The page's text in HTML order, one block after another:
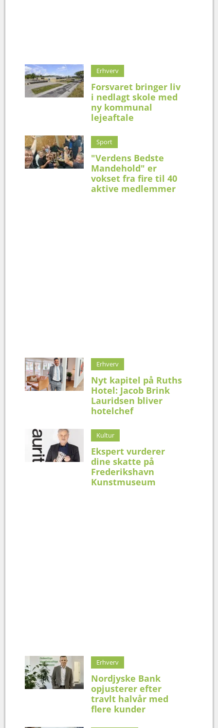
Erhverv
Forsvaret bringer liv
i nedlagt skole med
ny kommunal
lejeaftale
Sport
"Verdens Bedste
Mandehold" er
vokset fra fire til 40
aktive medlemmer
Erhverv
Nyt kapitel på Ruths
Hotel: Jacob Brink
Lauridsen bliver
hotelchef
Kultur
Ekspert vurderer
dine skatte på
Frederikshavn
Kunstmuseum
Erhverv
Nordjyske Bank
opjusterer efter
travlt halvår med
flere kunder